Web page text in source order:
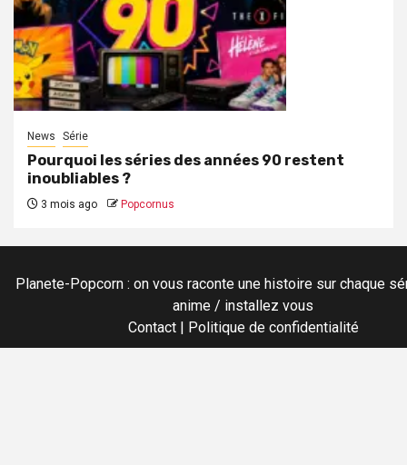
News Série
Pourquoi les séries des années 90 restent
inoubliables ?
3 mois ago Popcornus
Planete-Popcorn : on vous raconte une histoire sur chaque
anime / installez vous
Contact| Politique de confidentialité